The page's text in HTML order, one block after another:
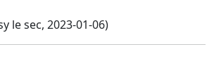
le sec, 2023-01-06)